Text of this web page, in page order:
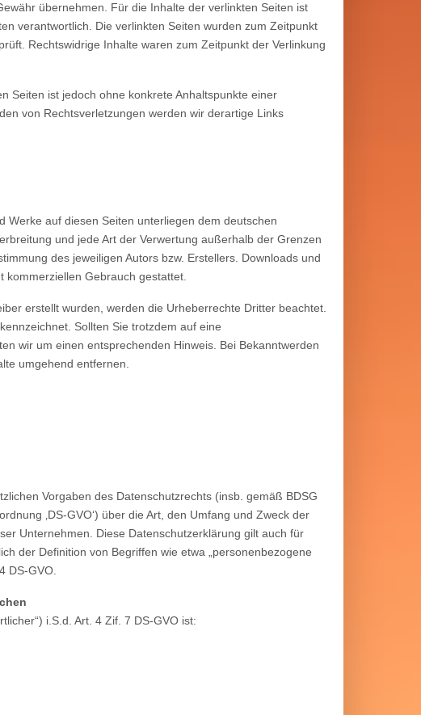
übernehmen. Für die Inhalte der verlinkten Seiten ist
verantwortlich. Die verlinkten Seiten wurden zum Zeitpunkt
Rechtswidrige Inhalte waren zum Zeitpunkt der Verlinkung
Seiten ist jedoch ohne konkrete Anhaltspunkte einer
von Rechtsverletzungen werden wir derartige Links
Werke auf diesen Seiten unterliegen dem deutschen
und jede Art der Verwertung außerhalb der Grenzen
des jeweiligen Autors bzw. Erstellers. Downloads und
Gebrauch gestattet.
erstellt wurden, werden die Urheberrechte Dritter beachtet.
Sollten Sie trotzdem auf eine
wir um einen entsprechenden Hinweis. Bei Bekanntwerden
umgehend entfernen.
Vorgaben des Datenschutzrechts (insb. gemäß BDSG
‚DS-GVO‘) über die Art, den Umfang und Zweck der
Unternehmen. Diese Datenschutzerklärung gilt auch für
der Definition von Begriffen wie etwa „personenbezogene
DS-GVO.
i.S.d. Art. 4 Zif. 7 DS-GVO ist: